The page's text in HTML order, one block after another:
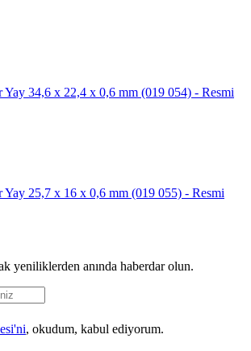
Yay 34,6 x 22,4 x 0,6 mm (019 054) - Resmi
Yay 25,7 x 16 x 0,6 mm (019 055) - Resmi
yeniliklerden anında haberdar olun.
, okudum, kabul ediyorum.